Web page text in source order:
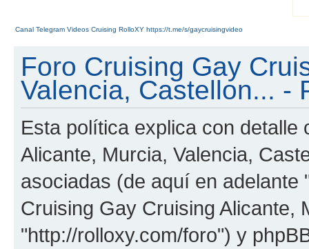
Canal Telegram Videos Cruising RolloXY https://t.me/s/gaycruisingvideo
Foro Cruising Gay
Valencia, Castellon... -
Esta política explica con
Alicante, Murcia, Valencia,
asociadas (de aquí en
Cruising Gay Cruising Alicante,
"http://rolloxy.com/foro") y